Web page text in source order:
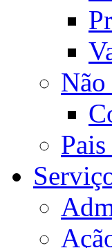
Não